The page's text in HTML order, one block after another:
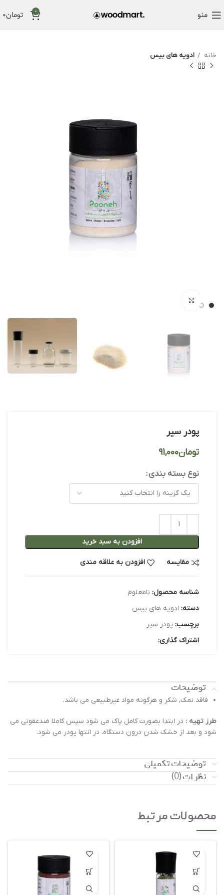
منو 0 تومان0
خانه ادویه های بیس
پودر سیر
تومان
نوع بسته بندی
افزودن به سبد خرید
مقایسه افزودن به علاقه مندی
شناسه محصول: نامعلوم
دسته: ادویه های بیس
برچسب: پودر سیر
اشتراک گذاری:
توضیحات
فاقد نمک, شکر و هرگونه مواد غیرطبیعی می باشد.
طرز تهیه : در ابتدا بصورت کامل پاک می شود سپس کاملا ضدعفونی می
شود و بعد از خشک شدن درون دستگاه، در انتها پودر می شود.
توضیحات تکمیلی
نظرات (0)
محصولات مرتبط